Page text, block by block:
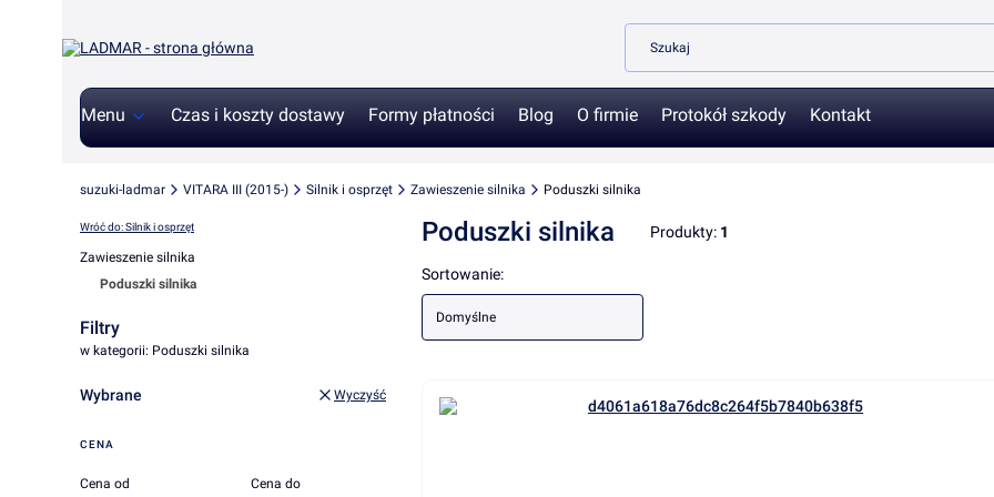
Menu Czas i koszty dostawy Formy płatności Blog O firmie Protokół szkody Kontakt
suzuki-ladmar VITARA III (2015-) Silnik i osprzęt Zawieszenie silnika Poduszki silnika
Wróć do: Silnik i osprzęt
Zawieszenie silnika
Poduszki silnika
Filtry
w kategorii: Poduszki silnika
Wybrane Wyczyść
CENA
Cena od Cena do
Poduszki silnika Produkty: 1
Lista produktów
Sortowanie:
Domyślne